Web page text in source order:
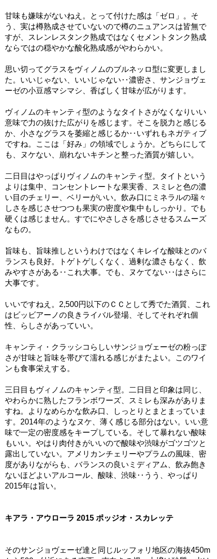
甘味も嫌味がないねえ。とって付けた感は「ゼロ」。そ
う、実は樽熟成させていないので樽のニュアンスは皆無で
すが、スレンレスタンク熟成ではなくセメントタンク熟成
ならではの穏やかな酸化熟成感がやわらかい。
思い切ってグラスをヴィノムのブルネッロ型に変更しまし
た。いいじゃない、いいじゃない‥濃密さ、サンジョヴェ
ーゼの小豆感マシマシ、香ばしく甘味が広がります。
ヴィノムのキャンティ型のようなタイトさがなくなりいい
意味で力の抜けた広がりを感じます。そこを脱力と感じる
か、小さなグラスを萎縮と感じるか‥いずれもネガティブ
ですね。ここは「好み」の領域でしょうか。どちらにして
も、ヌケない、崩れないキチンと整った酒質が嬉しい。
二日目はやっぱりヴィノムのキャンティ型。タイトという
よりは集中、コンセントレートな果実香、スミレと色の濃
い目のチェリー、ベリーがいい。飲み口にミネラルの瑞々
しさを感じさせつつも果実の密度や集中もしっかり。でも
硬くは感じません。すでにやさしさを感じさせるスムーズ
なもの。
旨味も、旨味推しというわけではなくキレイな酸味とのバ
ランスも良好。トゲトゲしくなく、過剰な濃さもなく、飲
みやすさがある‥これ大事。でも、ヌケてない‥はさらに
大事です。
いいですねえ。2,500円以下のＣＣとして秀でた酒質、これ
はビッビアーノの良きライバル登場、そしてそれぞれ個
性、らしさがあっていい。
キャンティ・クラッシコらしいサンジョヴェーゼの粉っぽ
さが甘味と旨味を帯びて濡れる感じがまたよい。このワイ
ンも食事栄えする。
三日目もヴィノムのキャンティ型。二日目と印象は同じ、
やわらかに熟したフランボワーズ、スミレも深みがありま
すね。よりなめらかな飲み口、しっとりとまとまっていま
す。2014年のようなヌケ、薄く感じる部分はない。いい意
味で一定の密度感をキープしている。そして暴れない酸味
もいい。やはり肉付きがいいので酸味や渋味がゴツゴツと
露出していない。アメリカンチェリーやプラムの風味、密
度がありながらも、バランスの良いミディアム、飲み飽き
ないほどよいアルコール、酸味、渋味‥うう、やっぱり
2015年は旨い。
キアラ・アウローラ 2015 ポッジオ・スカレッテ
そのサンジョヴェーゼ達と同じルッフォリ地区の海抜450m